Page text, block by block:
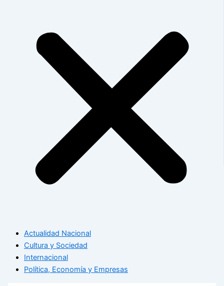
Actualidad Nacional
Cultura y Sociedad
Internacional
Política, Economía y Empresas